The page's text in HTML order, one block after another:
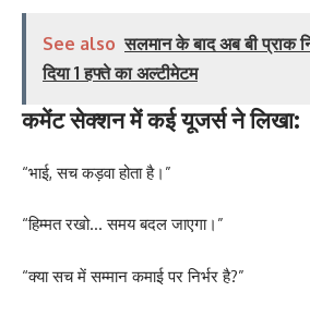
See also सलमान के बाद अब बी प्राक
दिया 1 हफ्ते का अल्टीमेटम
कमेंट सेक्शन में कई यूजर्स ने लिखा:
“भाई, सच कड़वा होता है।”
“हिम्मत रखो… समय बदल जाएगा।”
“क्या सच में सम्मान कमाई पर निर्भर है?”